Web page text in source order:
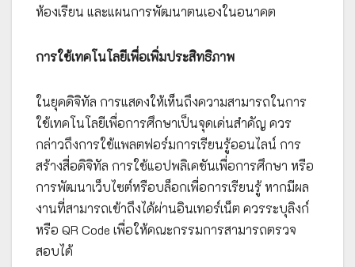
ห้องเรียน และแผนการพัฒนาตนเองในอนาคต
การใช้เทคโนโลยีเพื่อเพิ่มประสิทธิภาพ
ในยุคดิจิทัล การแสดงให้เห็นถึงความสามารถในการ
ใช้เทคโนโลยีเพื่อการศึกษาเป็นจุดเด่นสำคัญ ควร
กล่าวถึงการใช้แพลตฟอร์มการเรียนรู้ออนไลน์ การ
สร้างสื่อดิจิทัล การใช้แอปพลิเคชันเพื่อการศึกษา หรือ
การพัฒนาเว็บไซต์หรือบล็อกเพื่อการเรียนรู้ หากมีผล
งานที่สามารถเข้าถึงได้ผ่านอินเทอร์เน็ต ควรระบุลิงก์
หรือ QR Code เพื่อให้คณะกรรมการสามารถตรวจ
สอบได้